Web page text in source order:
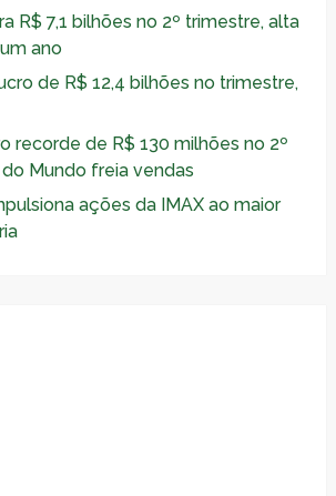
R$ 7,1 bilhões no 2º trimestre, alta
ano
de R$ 12,4 bilhões no trimestre,
recorde de R$ 130 milhões no 2º
Mundo freia vendas
ações da IMAX ao maior